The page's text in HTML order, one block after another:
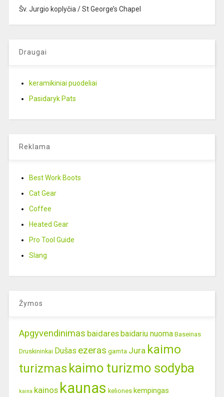
Šv. Jurgio koplyčia / St George’s Chapel
Draugai
keramikiniai puodeliai
Pasidaryk Pats
Reklama
Best Work Boots
Cat Gear
Coffee
Heated Gear
Pro Tool Guide
Slang
Žymos
Apgyvendinimas baidaresbaidariu nuoma Baseinas
Druskininkai Dušas ezeras gamta Jura kaimo
turizmas kaimo turizmo sodyba
kaina kainos kaunas keliones kempingas